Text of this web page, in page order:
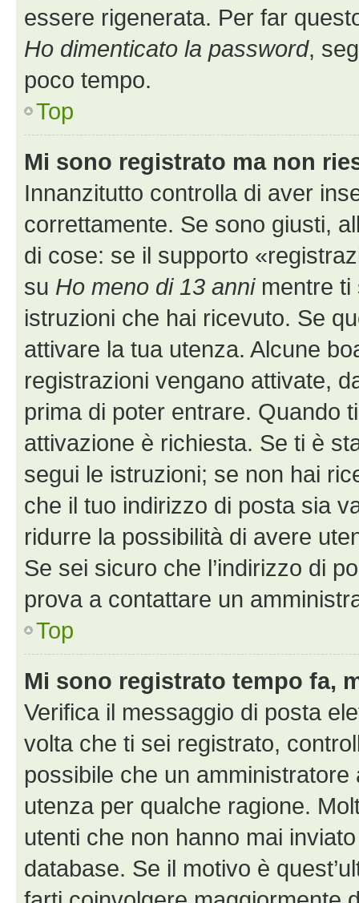
essere rigenerata. Per far
Ho dimenticato la password,
poco tempo.
Top
Mi sono registrato ma non
Innanzitutto controlla di aver
correttamente. Se sono giusti,
di cose: se il supporto
su Ho meno di 13 annimentre ti
istruzioni che hai ricevuto. Se
attivare la tua utenza. Alcune
registrazioni vengano attivate,
prima di poter entrare. Quando
attivazione è richiesta. Se ti è
segui le istruzioni; se non hai
che il tuo indirizzo di posta sia
ridurre la possibilità di avere
Se sei sicuro che l’indirizzo di
prova a contattare un
Top
Mi sono registrato tempo fa,
Verifica il messaggio di posta
volta che ti sei registrato,
possibile che un
utenza per qualche ragione.
utenti che non hanno mai
database. Se il motivo è